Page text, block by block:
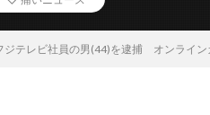
ジテレビ社員の男(44)を逮捕 オンライ